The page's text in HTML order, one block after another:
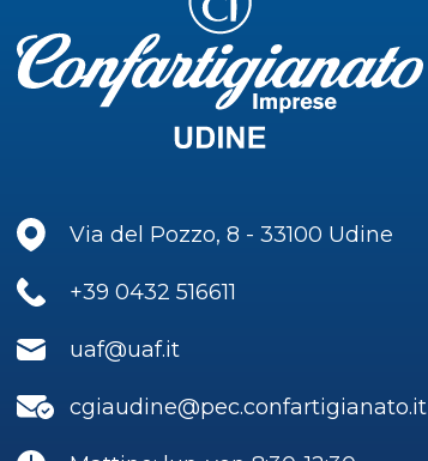
Via del Pozzo, 8 - 33100 Udine
+39 0432 516611
uaf@uaf.it
cgiaudine@pec.confartigianato.it